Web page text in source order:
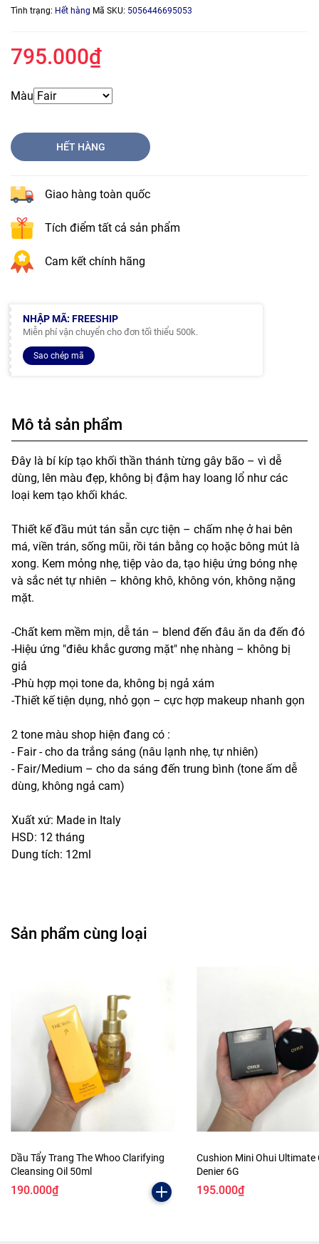
Tình trạng: Hết hàng Mã SKU: 5056446695053
795.000₫
Màu
HẾT HÀNG
Giao hàng toàn quốc
Tích điểm tất cả sản phẩm
Cam kết chính hãng
NHẬP MÃ: FREESHIP
Miễn phí vận chuyển cho đơn tối thiểu 500k.
Sao chép mã
Mô tả sản phẩm
Đây là bí kíp tạo khối thần thánh từng gây bão – vì dễ
dùng, lên màu đẹp, không bị đậm hay loang lổ như các
loại kem tạo khối khác.
Thiết kế đầu mút tán sẵn cực tiện – chấm nhẹ ở hai bên
má, viền trán, sống mũi, rồi tán bằng cọ hoặc bông mút là
xong. Kem mỏng nhẹ, tiệp vào da, tạo hiệu ứng bóng nhẹ
và sắc nét tự nhiên – không khô, không vón, không nặng
mặt.
-Chất kem mềm mịn, dễ tán – blend đến đâu ăn da đến đó
-Hiệu ứng "điêu khắc gương mặt" nhẹ nhàng – không bị
giả
-Phù hợp mọi tone da, không bị ngả xám
-Thiết kế tiện dụng, nhỏ gọn – cực hợp makeup nhanh gọn
2 tone màu shop hiện đang có :
- Fair - cho da trắng sáng (nâu lạnh nhẹ, tự nhiên)
- Fair/Medium – cho da sáng đến trung bình (tone ấm dễ
dùng, không ngả cam)
Xuất xứ: Made in Italy
HSD: 12 tháng
Dung tích: 12ml
Sản phẩm cùng loại
Dầu Tẩy Trang The Whoo Clarifying
Cleansing Oil 50ml
190.000₫
Cushion Mini Ohui Ultimate
Denier 6G
195.000₫